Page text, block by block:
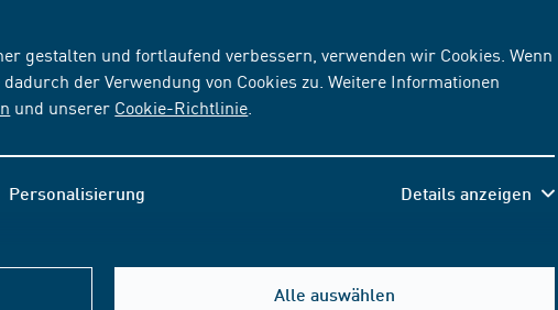
gestalten und fortlaufend verbessern, verwenden wir Cookies. Wenn
der Verwendung von Cookies zu. Weitere Informationen
und unserer Cookie-Richtlinie
Personalisierung Details anzeigen
Alle auswählen